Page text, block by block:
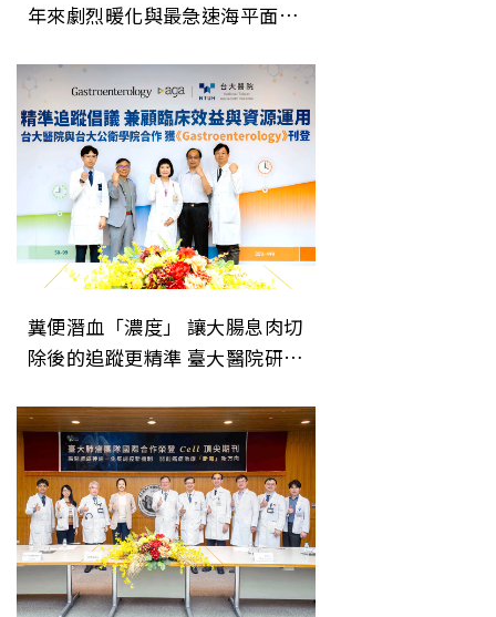
年來劇烈暖化與最急速海平面上
糞便潛血「濃度」 讓大腸息肉切
除後的追蹤更精準 臺大醫院研究
《Gastroenterology》